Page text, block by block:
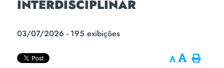
INTERDISCIPLINAR
03/07/2026 - 195 exibições